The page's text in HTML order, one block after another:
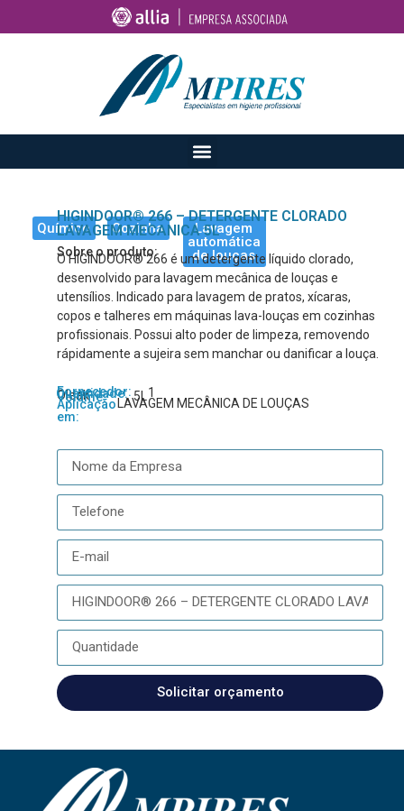
Químico Cozinha
Lavagem
automática
de louças
HIGINDOOR® 266 – DETERGENTE CLORADO
LAVAGEM MECANICA 5L
Sobre o produto:
O HIGINDOOR® 266 é um detergente líquido clorado,
desenvolvido para lavagem mecânica de louças e
utensílios. Indicado para lavagem de pratos, xícaras,
copos e talheres em máquinas lava-louças em cozinhas
profissionais. Possui alto poder de limpeza, removendo
rápidamente a sujeira sem manchar ou danificar a louça.
Fornecedor:
Oleak
Quantidade: 1
Volume: 5L
Aplicação
em:
LAVAGEM MECÂNICA DE LOUÇAS
Solicitar orçamento